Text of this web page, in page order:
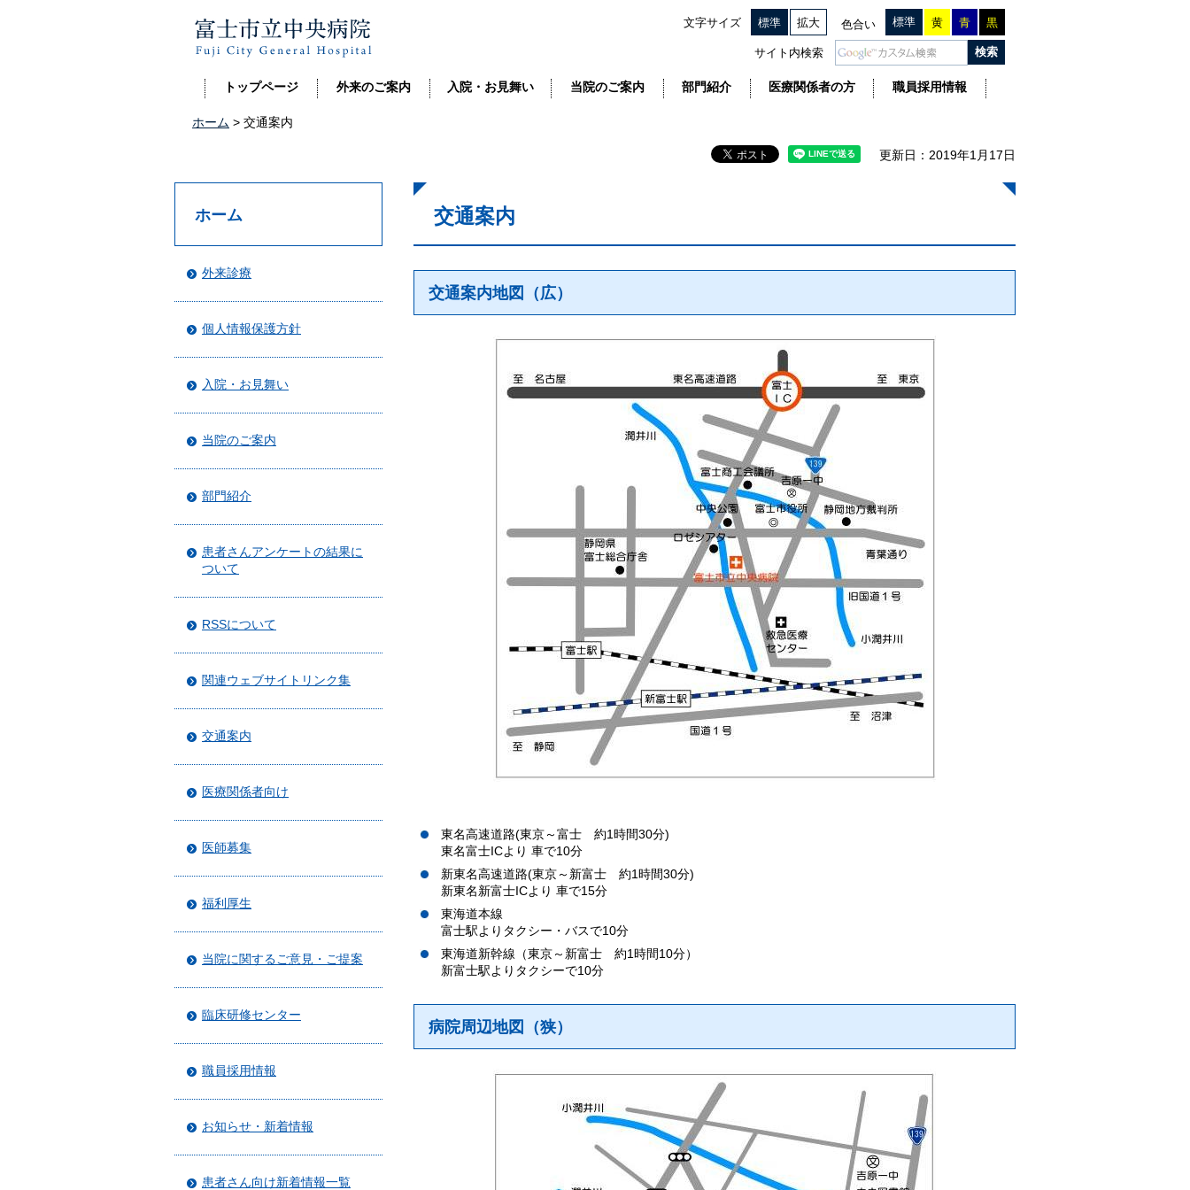
富士市立中央病院 文字サイズ 標準 拡大 色合い 標準 黄 青 黒
サイト内検索
トップページ 外来のご案内 入院・お見舞い 当院のご案内 部門紹介 医療関係者の方 職員採用情報
ホーム > 交通案内
ホーム
外来診療
個人情報保護方針
入院・お見舞い
当院のご案内
部門紹介
患者さんアンケートの結果に
ついて
RSSについて
関連ウェブサイトリンク集
交通案内
医療関係者向け
医師募集
福利厚生
当院に関するご意見・ご提案
臨床研修センター
職員採用情報
お知らせ・新着情報
患者さん向け新着情報一覧
更新日：2019年1月17日
交通案内
交通案内地図（広）
東名高速道路(東京～富士 約1時間30分)
東名富士ICより 車で10分
新東名高速道路(東京～新富士 約1時間30分)
新東名新富士ICより 車で15分
東海道本線
富士駅よりタクシー・バスで10分
東海道新幹線（東京～新富士 約1時間10分）
新富士駅よりタクシーで10分
病院周辺地図（狭）